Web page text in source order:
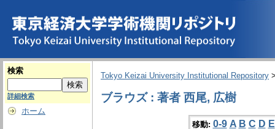
検索
詳細検索
ホーム
Tokyo Keizai University Institutional Repository
ブラウズ : 著者 西尾, 広樹
移動: 0-9 A B C D E